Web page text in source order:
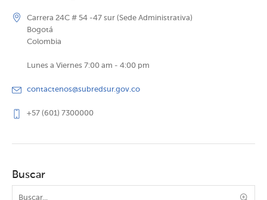
Carrera 24C # 54 -47 sur (Sede Administrativa)
Bogotá
Colombia
Lunes a Viernes 7:00 am - 4:00 pm
contactenos@subredsur.gov.co
+57 (601) 7300000
Buscar